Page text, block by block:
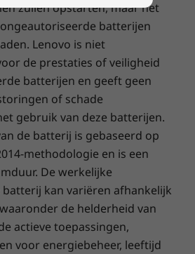
een beeldscherm een
met de ultrascherpe,
van het optionele 2,5K IPS-
beeldverhouding van 16:10
gezichtsveld en door de
het beeldscherm
afleidingen tot een
Het beeldscherm bevat een
normaal gesproken in
vinden zijn, plus
Audio™. En dankzij de TÜV-
de geringe hoeveelheid
langer naar het beeldscherm
je ogen moe worden.
zullen opstarten, maar het
batterijen
Lenovo is niet
de prestaties of veiligheid
batterijen en geeft geen
of schade
gebruik van deze batterijen.
de batterij is gebaseerd op
methodologie en is een
De werkelijke
batterij kan variëren afhankelijk
de helderheid van
actieve toepassingen,
voor energiebeheer, leeftijd